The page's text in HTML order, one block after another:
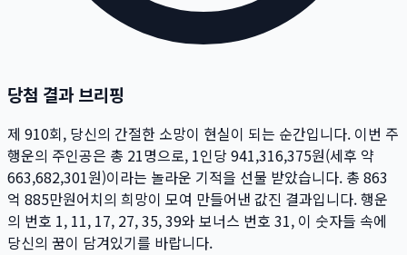
당첨 결과 브리핑
제 910회, 당신의 간절한 소망이 현실이 되는 순간입니다. 이번 주
행운의 주인공은 총 21명으로, 1인당941,316,375원(세후 약
663,682,301원)이라는 놀라운 기적을 선물 받았습니다. 총 863
억 885만원어치의 희망이 모여 만들어낸 값진 결과입니다. 행운
의 번호 1, 11, 17, 27, 35, 39와 보너스 번호 31, 이 숫자들 속에
당신의 꿈이 담겨있기를 바랍니다.